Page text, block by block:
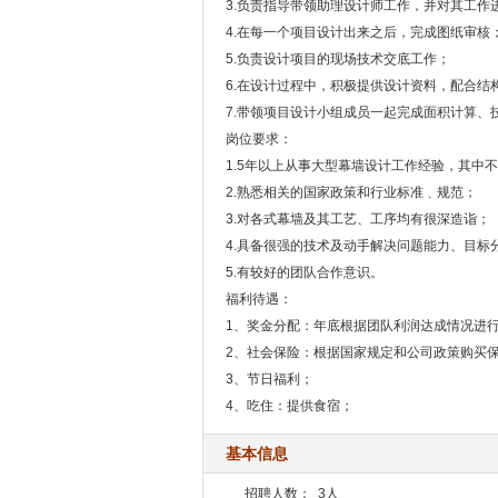
3.负责指导带领助理设计师工作，并对其工作
4.在每一个项目设计出来之后，完成图纸审核
5.负责设计项目的现场技术交底工作；
6.在设计过程中，积极提供设计资料，配合
7.带领项目设计小组成员一起完成面积计算
岗位要求：
1.5年以上从事大型幕墙设计工作经验，其中
2.熟悉相关的国家政策和行业标准﹑规范；
3.对各式幕墙及其工艺、工序均有很深造诣；
4.具备很强的技术及动手解决问题能力、目标
5.有较好的团队合作意识。
福利待遇：
1、奖金分配：年底根据团队利润达成情况进
2、社会保险：根据国家规定和公司政策购买
3、节日福利；
4、吃住：提供食宿；
基本信息
招聘人数： 3人